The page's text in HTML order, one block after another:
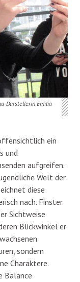
Darstellerin Emilia
ein
und
aufgreifen.
Welt der
diese
nach. Finster
Sichtweise
Blickwinkel er
sondern
Charaktere.
Balance